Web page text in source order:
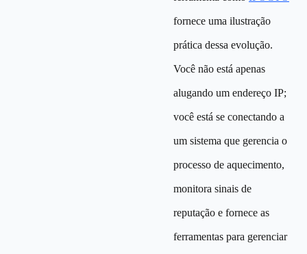
fornece uma ilustração
prática dessa evolução.
Você não está apenas
alugando um endereço IP;
você está se conectando a
um sistema que gerencia o
processo de aquecimento,
monitora sinais de
reputação e fornece as
ferramentas para gerenciar